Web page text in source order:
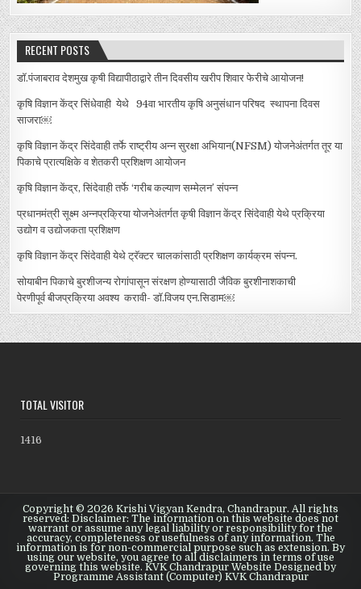
RECENT POSTS
डॉ.पंजाबराव देशमुख कृषी विद्यापीठाद्वारे तीन दिवसीय खरीप शिवार फेरीचे आयोजन!
कृषि विज्ञान केंद्र सिंधेवाही येथे 94वा भारतीय कृषि अनुसंधान परिषद स्थापना दिवस
साजरा￼
कृषि विज्ञान केंद्र सिंदेवाही तर्फे राष्ट्रीय अन्न सुरक्षा अभियान(NFSM) योजनेअंतर्गत तूर या
पिकाचे प्रात्यक्षिके व शेतकरी प्रशिक्षण आयोजन
कृषि विज्ञान केंद्र, सिंदेवाही तर्फे ‘गरीब कल्याण सम्मेलन’ संपन्न
प्रधानमंत्री सूक्ष्म अन्नप्रक्रिया योजनेअंतर्गत कृषी विज्ञान केंद्र सिंदेवाही येथे प्रक्रिया
उद्योग व उद्योजकता प्रशिक्षण
कृषि विज्ञान केंद्र सिंदेवाही येथे ट्रॅक्टर चालकांसाठी प्रशिक्षण कार्यक्रम संपन्न.
सोयाबीन पिकाचे बुरशीजन्य रोगांपासून संरक्षण होण्यासाठी जैविक बुरशीनाशकाची
पेरणीपूर्व बीजप्रक्रिया अवश्य करावी- डॉ.विजय एन.सिडाम￼
TOTAL VISITOR
1416
Copyright © 2026 Krishi Vigyan Kendra, Chandrapur. All rights
reserved: Disclaimer: The information on this website does not
warrant or assume any legal liability or responsibility for the
accuracy, completeness or usefulness of any information. The
information is for non-commercial purpose such as extension. By
using our website, you agree to all disclaimers in terms of use
governing this website. KVK Chandrapur Website Designed by
Programme Assistant (Computer) KVK Chandrapur